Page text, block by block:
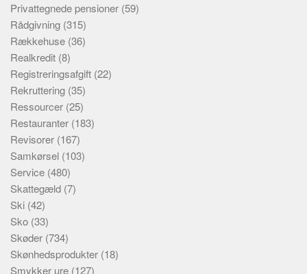
Privattegnede pensioner (59)
Rådgivning (315)
Rækkehuse (36)
Realkredit (8)
Registreringsafgift (22)
Rekruttering (35)
Ressourcer (25)
Restauranter (183)
Revisorer (167)
Samkørsel (103)
Service (480)
Skattegæld (7)
Ski (42)
Sko (33)
Skøder (734)
Skønhedsprodukter (18)
Smykker ure (127)